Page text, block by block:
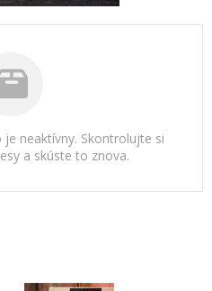
neaktívny. Skontrolujte si
a skúste to znova.